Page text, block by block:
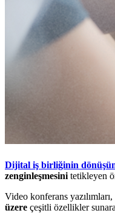
Dijital iş birliğinin
zenginleşmesini tetikleyen
Video konferans yazılımları,
üzere çeşitli özellikler